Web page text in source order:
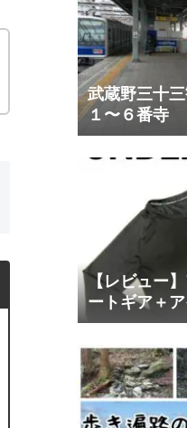
武蔵野三十
１〜６番寺
【レビュー
ートギア＋
ダーシャツ
ーに最適！